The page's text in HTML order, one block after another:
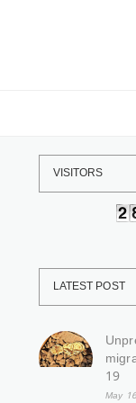
VISITORS
LATEST POST
19
May